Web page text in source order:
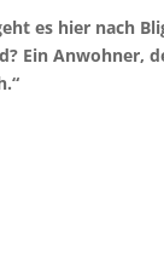
es hier nach
Ein Anwohner,